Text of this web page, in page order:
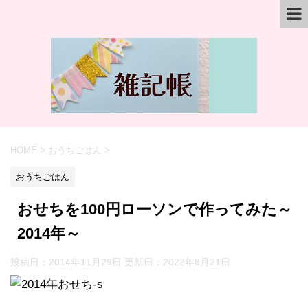
HOME > おうちごはん >
おうちごはん
おせちを100円ローソンで作ってみた～
2014年～
投稿日：2014年11月29日 更新日： 2022年8月21日